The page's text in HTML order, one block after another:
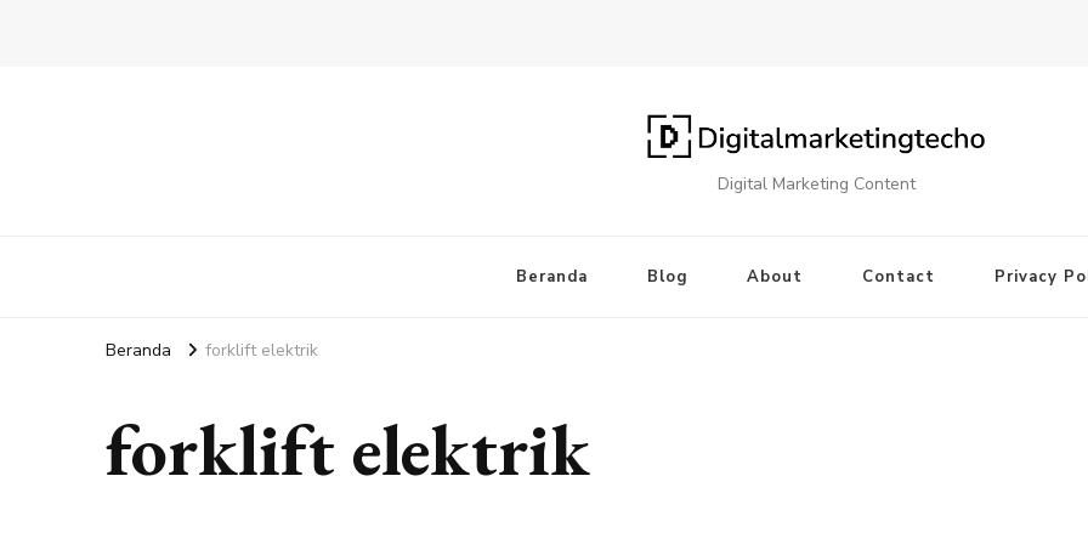
Digital Marketing Content
Beranda Blog About Contact Privacy
Beranda forklift elektrik
forklift elektrik